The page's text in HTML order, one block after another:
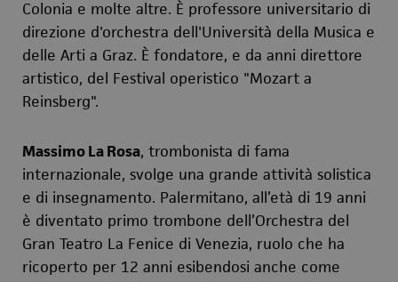
Colonia e molte altre. È professore universitario di
direzione d'orchestra dell'Università della Musica e
delle Arti a Graz. È fondatore, e da anni direttore
artistico, del Festival operistico "Mozart a
Reinsberg".
Massimo La Rosa, trombonista di fama
internazionale, svolge una grande attività solistica
e di insegnamento. Palermitano, all’età di 19 anni
è diventato primo trombone dell’Orchestra del
Gran Teatro La Fenice di Venezia, ruolo che ha
ricoperto per 12 anni esibendosi anche come